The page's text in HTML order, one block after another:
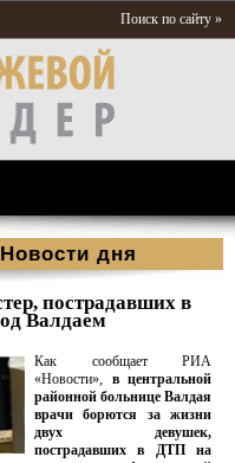
Поиск по сайту »
Новости дня
пострадавших в
Валдаем
Как сообщает РИА
«Новости», в центральной
районной больнице Валдая
врачи борются за жизни
двух девушек,
пострадавших в ДТП на